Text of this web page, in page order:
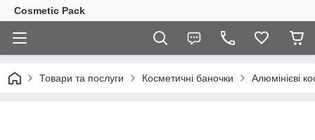
Cosmetic Pack
Товари та послуги Косметичні баночки Алюмінієві